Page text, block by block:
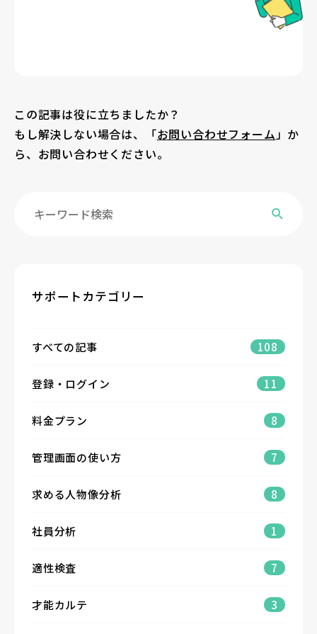
この記事は役に立ちましたか？
もし解決しない場合は、「お問い合わせフォーム」か
ら、お問い合わせください。
サポートカテゴリー
すべての記事 108
登録・ログイン 11
料金プラン 8
管理画面の使い方 7
求める人物像分析 8
社員分析 1
適性検査 7
才能カルテ 3